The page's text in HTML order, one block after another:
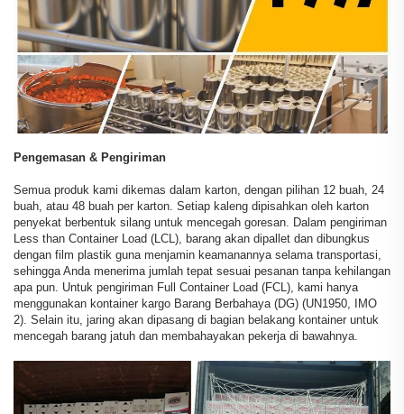
Pengemasan & Pengiriman
Semua produk kami dikemas dalam karton, dengan pilihan 12 buah, 24
buah, atau 48 buah per karton. Setiap kaleng dipisahkan oleh karton
penyekat berbentuk silang untuk mencegah goresan. Dalam pengiriman
Less than Container Load (LCL), barang akan dipallet dan dibungkus
dengan film plastik guna menjamin keamanannya selama transportasi,
sehingga Anda menerima jumlah tepat sesuai pesanan tanpa kehilangan
apa pun. Untuk pengiriman Full Container Load (FCL), kami hanya
menggunakan kontainer kargo Barang Berbahaya (DG) (UN1950, IMO
2). Selain itu, jaring akan dipasang di bagian belakang kontainer untuk
mencegah barang jatuh dan membahayakan pekerja di bawahnya.